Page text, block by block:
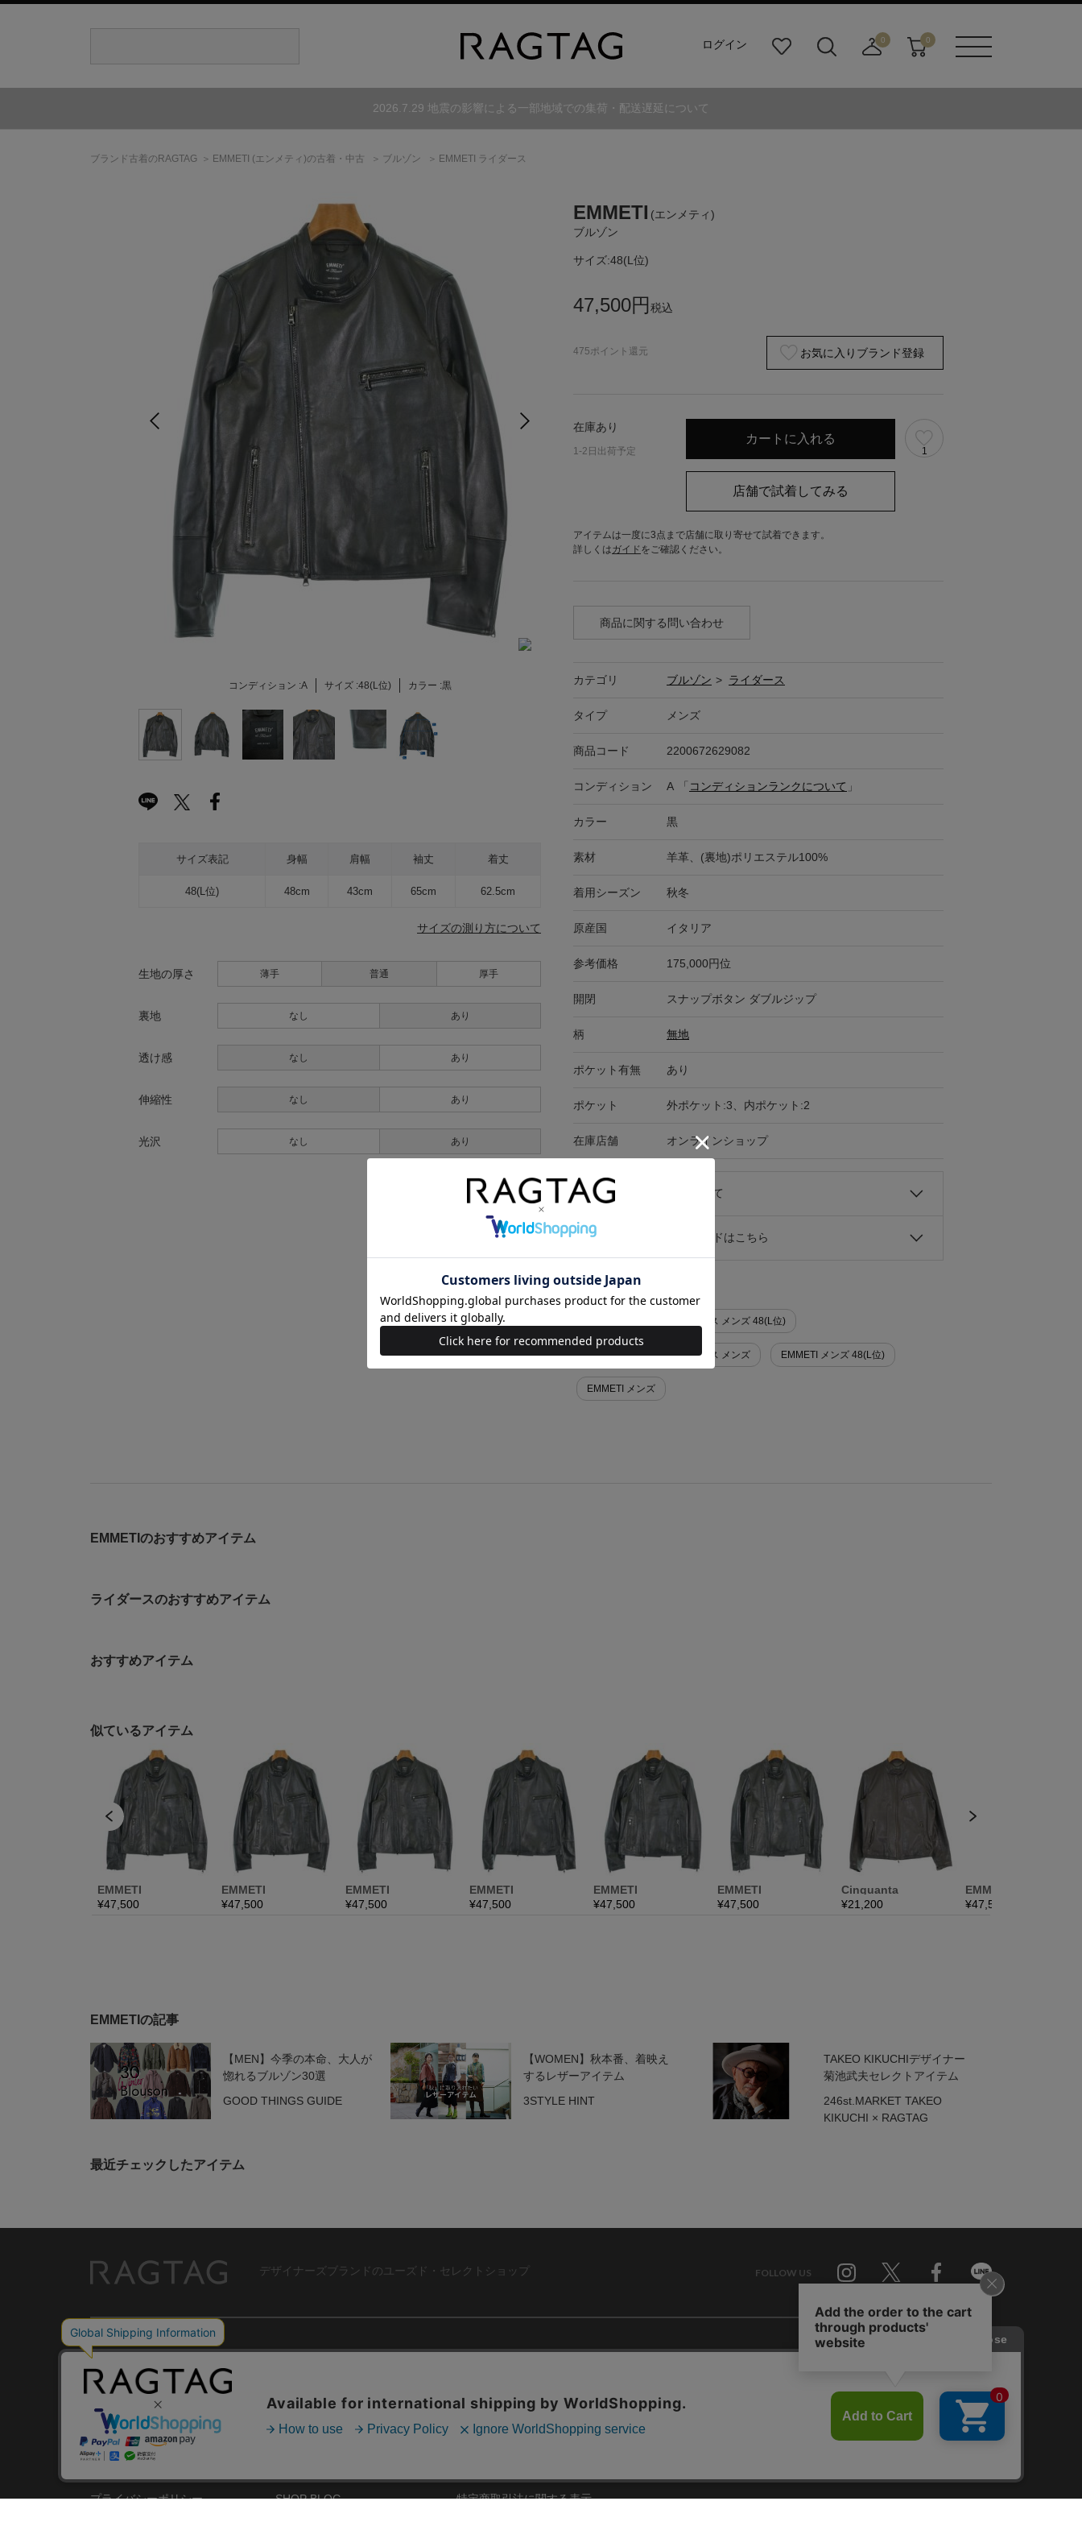
ログイン
り
ダ
0
寄
0
2026.7.29 地震の影響による一部地域での集荷・配送遅延について
ブランド古着のRAGTAG EMMETI (エンメティ)の古着・中古 ブルゾン EMMETI ライダース
コンディション :A サイズ :48(L位) カラー :黒
サイズ表記 身幅 肩幅 袖丈 着丈
48(L位) 48cm 43cm 65cm 62.5cm
サイズの測り方について
生地の厚さ 薄手 普通 厚手
裏地 なし あり
透け感 なし あり
伸縮性 なし あり
光沢 なし あり
EMMETI (エンメティ)
ブルゾン
サイズ:48(L位)
47,500円 税込
475ポイント還元 お気に入りブランド登録
在庫あり
1-2日出荷予定 1
アイテムは一度に3点まで店舗に取り寄せて試着できます。
詳しくはガイド をご確認ください。
商品に関する問い合わせ
カテゴリ ブルゾン > ライダース
タイプ メンズ
商品コード 2200672629082
コンディション A 「 コンディションランクについて 」
カラー 黒
素材 羊革、(裏地)ポリエステル100%
着用シーズン 秋冬
原産国 イタリア
参考価格 175,000円位
開閉 スナップボタン ダブルジップ
柄 無地
ポケット有無 あり
ポケット 外ポケット:3、内ポケット:2
在庫店舗 オンラインショップ
キャンセル・返品について
お買い物時のご利用ガイドはこちら
似た条件で検索
EMMETI ブルゾン>ライダース メンズ 48(L位)
EMMETI ブルゾン>ライダース メンズ EMMETI メンズ 48(L位)
EMMETI メンズ
EMMETIのおすすめアイテム
ライダースのおすすめアイテム
おすすめアイテム
EMMETIの記事
【MEN】今季の本命、大人が
惚れるブルゾン30選
GOOD THINGS GUIDE
【WOMEN】秋本番、着映え
するレザーアイテム
3STYLE HINT
TAKEO KIKUCHIデザイナー
菊池武夫セレクトアイテム
246st.MARKET TAKEO
KIKUCHI × RAGTAG
最近チェックしたアイテム
デザイナーズブランドのユーズド・セレクトショップ FOLLOW US
Line
USER GUIDE
ご利用ガイド
レビュー
RAGTAGについて
プライバシーポリシー
ショップリスト
お買い取りサイト
SHOP BLOG
コーポレートサイト
会社概要
特定商取引法に関する表示
RAGTAG 公式アプリ
RAGTAG MEMBER'S CARD
RAGTAG MAGAZINE